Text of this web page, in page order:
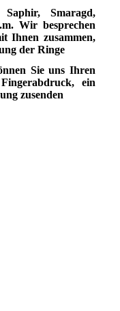
Smaragd,
Wir besprechen
Ihnen zusammen,
der Ringe
Sie uns Ihren
ein
zusenden